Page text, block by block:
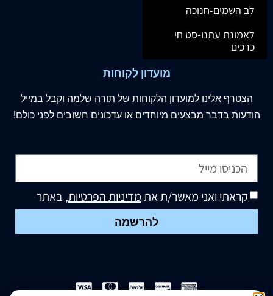
לב השמים-חנוכה
לאמונת עתנו-סט חי
כרכים
מועדון לקוחות
הצטרף אלינו למועדון הלקוחות של תורה שלמה וקבל במייל
הודעות בדבר מבצעים מיוחדים או עדכונים חשובים לפני כולם!
קראתי ואני מאשר/ת אתמדיניות הפרטיות, באתר
להרשמה